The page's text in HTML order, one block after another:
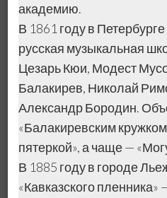
академию.
В 1861 году в
русская музыкальная
Цезарь Кюи, Модест
Балакирев, Николай
Александр Бородин.
«Балакиревским
пятеркой», а чаще —
В 1885 году в городе
«Кавказского